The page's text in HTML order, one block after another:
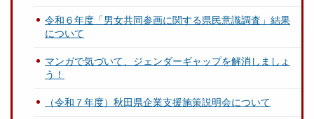
令和６年度「男女共同参画に関する県民意識調査」結果
について
マンガで気づいて、ジェンダーギャップを解消しましょ
う！
（令和７年度）秋田県企業支援施策説明会について